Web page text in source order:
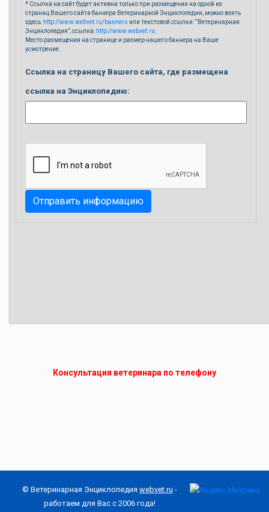
* Ссылка на сайт будет активна только при размещении на одной из
страниц Вашего сайта баннера Ветеринарной Энциклопедии, можно взять
здесь: http://www.webvet.ru/banners или текстовой ссылки: “Ветеринарная
Энциклопедия”, ссылка: http://www.webvet.ru
Место размещения на странице и размер нашего баннера на Ваше
усмотрение.
Ссылка на страницу Вашего сайта, где размещена
ссылка на Энциклопедию:
Консультация ветеринара по телефону
© Ветеринарная Энциклопедия webvet.ru -
работаем для Вас с 2006 года!